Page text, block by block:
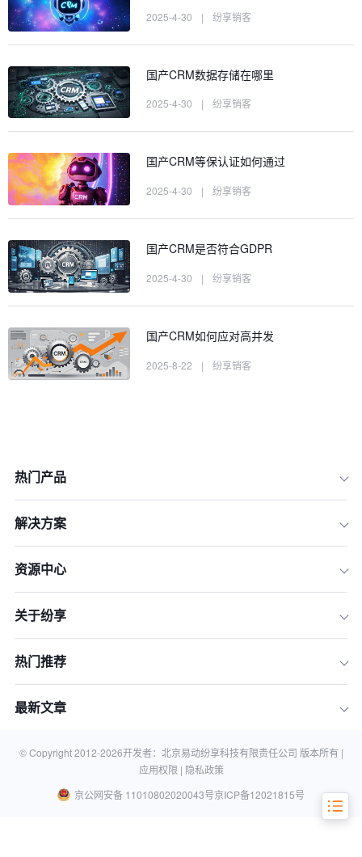
四、费斯托工具：德式严谨遇上中国速
五、圣戈班中国：法资企业的本土化实
关于CRM系统替代的5个关键问答
2025-4-30 | 纷享销客
国产CRM数据存储在哪里
2025-4-30 | 纷享销客
国产CRM等保认证如何通过
2025-4-30 | 纷享销客
国产CRM是否符合GDPR
2025-4-30 | 纷享销客
国产CRM如何应对高并发
2025-8-22 | 纷享销客
热门产品
解决方案
资源中心
关于纷享
热门推荐
最新文章
© Copyright 2012-2026开发者：北京易动纷享科技有限责任公司 版本所有 |
应用权限 | 隐私政策
京公网安备 11010802020043号京ICP备12021815号